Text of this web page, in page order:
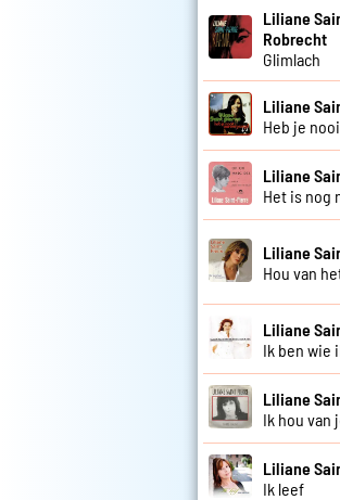
Liliane
Robrecht
Glimlach
Liliane
Heb je
Liliane
Het is nog
Liliane
Hou van
Liliane
Ik ben wie
Liliane
Ik hou van
Liliane
Ik leef